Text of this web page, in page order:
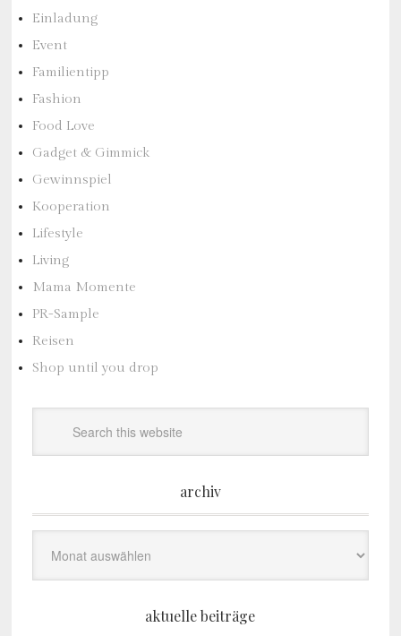
Einladung
Event
Familientipp
Fashion
Food Love
Gadget & Gimmick
Gewinnspiel
Kooperation
Lifestyle
Living
Mama Momente
PR-Sample
Reisen
Shop until you drop
archiv
aktuelle beiträge